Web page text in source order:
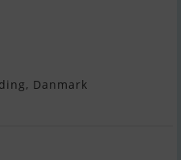
Danmark